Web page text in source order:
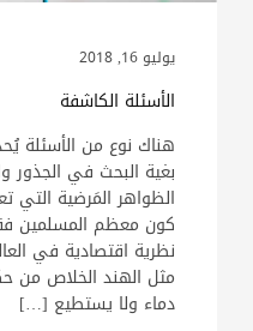
يوليو 16, 2018
الأسئلة الكاشفة
هناك نوع من الأسئلة
بغية البحث في الجذور
كون معظم المسلمين
مثل الهند الخلاص من
دماء ولا يستطيع […]